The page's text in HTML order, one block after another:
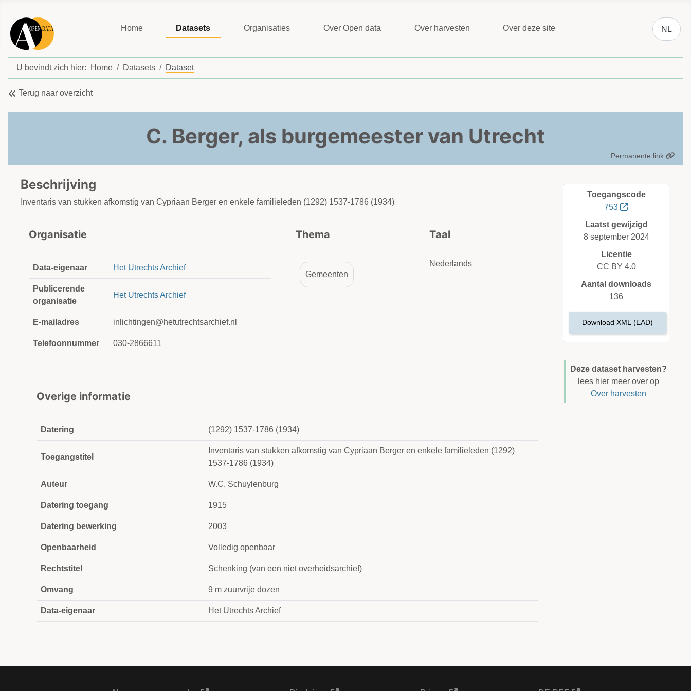
Home Datasets Organisaties Over Open data Over harvesten Over deze site
Selecteer
NL
U bevindt zich hier: Home Datasets Dataset
Terug naar overzicht
C. Berger, als burgemeester van Utrecht
Permanente link
Beschrijving
Inventaris van stukken afkomstig van Cypriaan Berger en enkele familieleden (1292) 1537-1786 (1934)
Organisatie
Data-eigenaar Het Utrechts Archief
Publicerende
organisatie
Het Utrechts Archief
E-mailadres inlichtingen@hetutrechtsarchief.nl
Telefoonnummer 030-2866611
Thema
Gemeenten
Taal
Nederlands
Overige informatie
Datering (1292) 1537-1786 (1934)
Toegangstitel
Inventaris van stukken afkomstig van Cypriaan Berger en enkele familieleden (1292)
1537-1786 (1934)
Auteur W.C. Schuylenburg
Datering toegang 1915
Datering bewerking 2003
Openbaarheid Volledig openbaar
Rechtstitel Schenking (van een niet overheidsarchief)
Omvang 9 m zuurvrije dozen
Data-eigenaar Het Utrechts Archief
Toegangscode
753
Laatst gewijzigd
8 september 2024
Licentie
CC BY 4.0
Aantal downloads
136
Download XML (EAD)
Deze dataset harvesten?
lees hier meer over op
Over harvesten